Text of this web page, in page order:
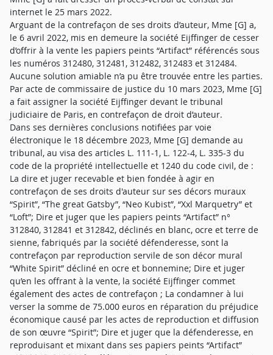
internet le 25 mars 2022.
Arguant de la contrefaçon de ses droits d’auteur, Mme [G] a,
le 6 avril 2022, mis en demeure la société Eijffinger de cesser
d’offrir à la vente les papiers peints “Artifact” référencés sous
les numéros 312480, 312481, 312482, 312483 et 312484.
Aucune solution amiable n’a pu être trouvée entre les parties.
Par acte de commissaire de justice du 10 mars 2023, Mme [G]
a fait assigner la société Eijffinger devant le tribunal
judiciaire de Paris, en contrefaçon de droit d’auteur.
Dans ses dernières conclusions notifiées par voie
électronique le 18 décembre 2023, Mme [G] demande au
tribunal, au visa des articles L. 111-1, L. 122-4, L. 335-3 du
code de la propriété intellectuelle et 1240 du code civil, de :
La dire et juger recevable et bien fondée à agir en
contrefaçon de ses droits d'auteur sur ses décors muraux
“Spirit”, “The great Gatsby”, “Neo Kubist”, “Xxl Marquetry” et
“Loft”; Dire et juger que les papiers peints “Artifact” n°
312840, 312841 et 312842, déclinés en blanc, ocre et terre de
sienne, fabriqués par la société défenderesse, sont la
contrefaçon par reproduction servile de son décor mural
“White Spirit” décliné en ocre et bonnemine; Dire et juger
qu’en les offrant à la vente, la société Eijffinger commet
également des actes de contrefaçon ; La condamner à lui
verser la somme de 75.000 euros en réparation du préjudice
économique causé par les actes de reproduction et diffusion
de son œuvre “Spirit”; Dire et juger que la défenderesse, en
reproduisant et mixant dans ses papiers peints “Artifact”